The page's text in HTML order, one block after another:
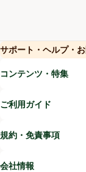
サポート・ヘルプ・
(新し
コンテンツ・特集
ご利用ガイド
規約・免責事項
会社情報